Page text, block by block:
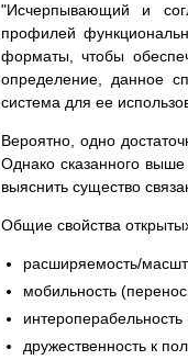
"Исчерпывающий и
профилей
форматы, чтобы
определение, данное
система для ее
Вероятно, одно
Однако сказанного
выяснить существо
Общие свойства
расширяемость/
мобильность
дружественность к